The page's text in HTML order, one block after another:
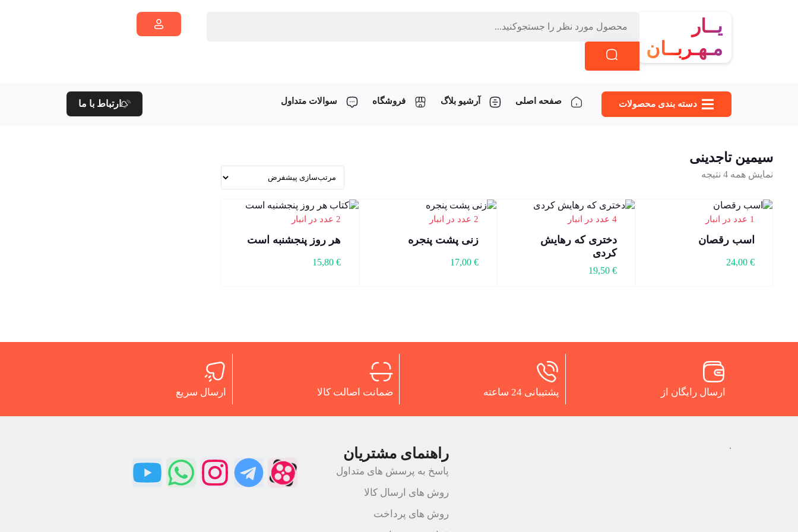
یــار
مـهـربــان
دسته‌ بندی محصولات صفحه اصلی آرشیو بلاگ فروشگاه سوالات متداول ارتباط با ما
سیمین تاجدینی
نمایش همه 4 نتیجه
1 عدد در انبار
اسب رقصان
24,00 €
4 عدد در انبار
دختری که رهایش
کردی
19,50 €
2 عدد در انبار
زنی پشت پنجره
17,00 €
2 عدد در انبار
هر روز پنجشنبه است
15,80 €
ارسال رایگان از پشتیبانی 24 ساعته ضمانت اصالت کالا ارسال سریع
. راهنمای مشتریان
پاسخ به پرسش های متداول
روش های ارسال کالا
روش های پرداخت